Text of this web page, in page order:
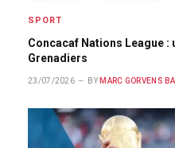
SPORT
Concacaf Nations League :
Grenadiers
23/07/2026 BY MARC GORVENS